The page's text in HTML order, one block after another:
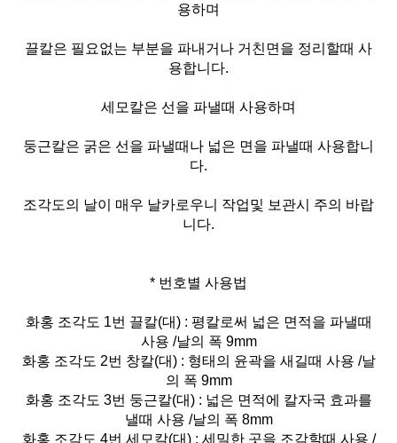
용하며
끌칼은 필요없는 부분을 파내거나 거친면을 정리할때 사
용합니다.
세모칼은 선을 파낼때 사용하며
둥근칼은 굵은 선을 파낼때나 넓은 면을 파낼때 사용합니
다.
조각도의 날이 매우 날카로우니 작업및 보관시 주의 바랍
니다.
* 번호별 사용법
화홍 조각도 1번 끌칼(대) : 평칼로써 넓은 면적을 파낼때
사용 /날의 폭 9mm
화홍 조각도 2번 창칼(대) : 형태의 윤곽을 새길때 사용 /날
의 폭 9mm
화홍 조각도 3번 둥근칼(대) : 넓은 면적에 칼자국 효과를
낼때 사용 /날의 폭 8mm
화홍 조각도 4번 세모칼(대) : 세밀한 곳을 조각할때 사용 /